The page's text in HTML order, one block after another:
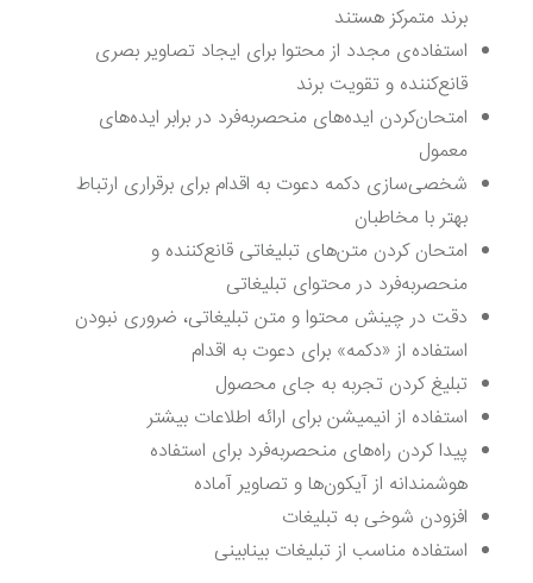
برند متمرکز هستند
استفاده‌ی مجدد از محتوا برای ایجاد تصاویر بصری
قانع‌کننده و تقویت برند
امتحان‌کردن ایده‌های منحصربه‌فرد در برابر ایده‌های
معمول
شخصی‌سازی دکمه دعوت به اقدام برای برقراری ارتباط
بهتر با مخاطبان
امتحان کردن متن‌های تبلیغاتی قانع‌کننده‌ و
منحصربه‌فرد در محتوای تبلیغاتی
دقت در چینش محتوا و متن تبلیغاتی، ضروری نبودن
استفاده از «دکمه» برای دعوت به اقدام
تبلیغ کردن تجربه به جای محصول
استفاده از انیمیشن برای ارائه اطلاعات بیشتر
پیدا کردن راه‌های منحصربه‌فرد برای استفاده
هوشمندانه از آیکون‌ها و تصاویر آماده
افزودن شوخی به تبلیغات
استفاده مناسب از تبلیغات بینابینی